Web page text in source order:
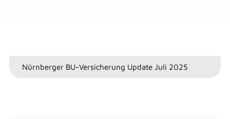
Nürnberger BU-Versicherung Update Juli 2025